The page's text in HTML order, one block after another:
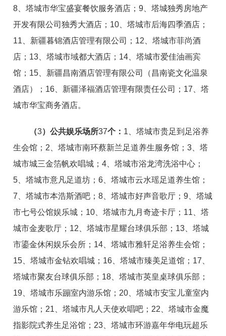
8、塔城市华宝盛宴餐饮服务酒店；9、塔城独秀房地产
开发有限公司独秀大酒店；10、塔城市后海四季酒店；
11、新疆暮锦酒店管理有限公司；12、塔城市菲尚酒
店；13、塔城市域都大酒店；14、塔城市爱佳油画宾
馆；15、新疆昌南酒店管理有限公司（昌南瓷文化温泉
酒店）；16、新疆泽福酒店管理有限责任公司；17、塔
城市华宝商务酒店。
（3）公共娱乐场所37个： 1、塔城市贵足到足浴养
生会馆；2、塔城市南环蔡新兰足道养生服务馆；3、塔
城市城三金箔帆欢唱城；4、塔城市浴龙湾洗浴中心；
5、塔城市意凡足道坊；6、塔城市云水瑶足道养生馆；
7、塔城市本浩斯酒吧；8、塔城市好声音歌厅；9、塔城
市七号公馆娱乐城；10、塔城市九月奇迹卡厅；11、塔
城市金麦歌厅；12、塔城市星耀台球俱乐部；13、塔城
市鎏金休闲娱乐会所；14、塔城市雅轩足浴养生会馆；
15、塔城市金钻欢唱城；16、塔城市臻美足道馆；17、
塔城市聚友台球俱乐部；18、塔城市英皇桌球俱乐部；
19、塔城市乐蹦室内游乐馆；20、塔城市安宝儿童室内
游乐馆；21、塔城市凡人天使欢唱吧；22、塔城市金魔
指影院式养生足浴馆；23、塔城市环游嘉年华电玩超乐